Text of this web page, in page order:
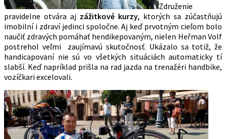
Združenie
pravidelne otvára aj zážitkové kurzy, ktorých sa zúčastňujú
imobilní i zdraví jedinci spoločne. Aj keď prvotným cieľom bolo
naučiť zdravých pomáhať hendikepovaným, nielen Heřman Volf
postrehol veľmi zaujímavú skutočnosť. Ukázalo sa totiž, že
handicapovaní nie sú vo všetkých situáciách automaticky tí
slabší. Keď napríklad prišla na rad jazda na trenažéri handbike,
vozíčkari excelovali.